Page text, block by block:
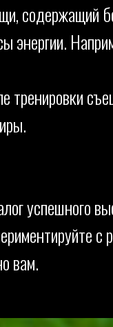
содержащий
энергии.
тренировки
успешного
вам.